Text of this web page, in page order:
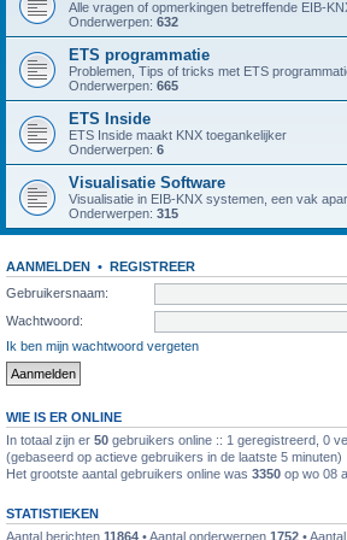
Alle vragen of opmerkingen betreffende EIB-
Onderwerpen: 632
ETS programmatie
Problemen, Tips of tricks met ETS
Onderwerpen: 665
ETS Inside
ETS Inside maakt KNX toegankelijker
Onderwerpen: 6
Visualisatie Software
Visualisatie in EIB-KNX systemen, een vak
Onderwerpen: 315
AANMELDEN •
REGISTREER
Gebruikersnaam:
Wachtwoord:
Ik ben mijn wachtwoord vergeten
WIE IS ER ONLINE
In totaal zijn er 50 gebruikers online :: 1 geregistreerd, 0
(gebaseerd op actieve gebruikers in de laatste 5 minuten)
Het grootste aantal gebruikers online was 3350 op wo 08
STATISTIEKEN
Aantal berichten 11864 • Aantal onderwerpen 1752 •